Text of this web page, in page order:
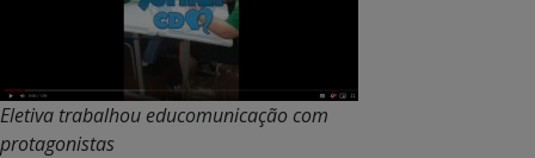
Eletiva trabalhou educomunicação com
protagonistas